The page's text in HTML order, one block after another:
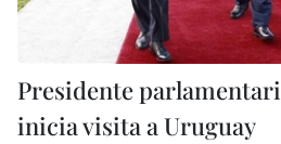
Presidente
inicia visita a Uruguay